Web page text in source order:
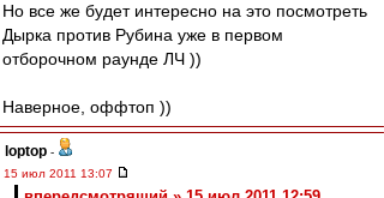
Но все же будет интересно на это посмотреть
Дырка против Рубина уже в первом
отборочном раунде ЛЧ ))
Наверное, оффтоп ))
loptop -
15 июл 2011 13:07